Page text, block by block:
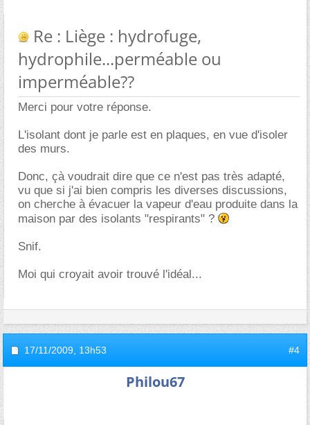
Re : Liège : hydrofuge,
hydrophile...perméable ou
imperméable??
Merci pour votre réponse.
L'isolant dont je parle est en plaques, en vue d'isoler
des murs.
Donc, çà voudrait dire que ce n'est pas très adapté,
vu que si j'ai bien compris les diverses discussions,
on cherche à évacuer la vapeur d'eau produite dans la
maison par des isolants "respirants" ?
Snif.
Moi qui croyait avoir trouvé l'idéal...
17/11/2009, 13h53 #4
Philou67